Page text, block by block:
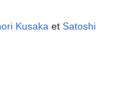
Kusaka etSatoshi